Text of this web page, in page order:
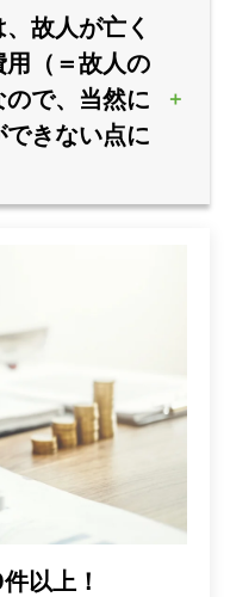
故人が亡く
（＝故人の
で、当然に
きない点に
以上！